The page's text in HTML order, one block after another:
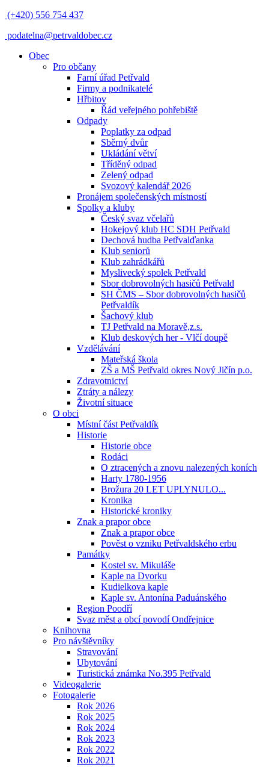
(+420) 556 754 437
podatelna@petrvaldobec.cz
Obec
Pro občany
Farní úřad Petřvald
Firmy a podnikatelé
Hřbitov
Řád veřejného pohřebiště
Odpady
Poplatky za odpad
Sběrný dvůr
Ukládání větví
Tříděný odpad
Zelený odpad
Svozový kalendář 2026
Pronájem společenských místností
Spolky a kluby
Český svaz včelařů
Hokejový klub HC SDH Petřvald
Dechová hudba Petřvalďanka
Klub seniorů
Klub zahrádkářů
Myslivecký spolek Petřvald
Sbor dobrovolných hasičů Petřvald
SH ČMS – Sbor dobrovolných hasičů
Petřvaldík
Šachový klub
TJ Petřvald na Moravě,z.s.
Klub deskových her - Vlčí doupě
Vzdělávání
Mateřská škola
ZŠ a MŠ Petřvald okres Nový Jičín p.o.
Zdravotnictví
Ztráty a nálezy
Životní situace
O obci
Místní část Petřvaldík
Historie
Historie obce
Rodáci
O ztracených a znovu nalezených koních
Harty 1780-1956
Brožura 20 LET UPLYNULO...
Kronika
Historické kroniky
Znak a prapor obce
Znak a prapor obce
Pověst o vzniku Petřvaldského erbu
Památky
Kostel sv. Mikuláše
Kaple na Dvorku
Kudielkova kaple
Kaple sv. Antonína Paduánského
Region Poodří
Svaz měst a obcí povodí Ondřejnice
Knihovna
Pro návštěvníky
Stravování
Ubytování
Turistická známka No.395 Petřvald
Videogalerie
Fotogalerie
Rok 2026
Rok 2025
Rok 2024
Rok 2023
Rok 2022
Rok 2021